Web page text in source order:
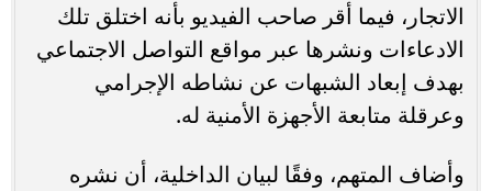
الاتجار، فيما أقر صاحب الفيديو بأنه اختلق تلك
الادعاءات ونشرها عبر مواقع التواصل الاجتماعي
بهدف إبعاد الشبهات عن نشاطه الإجرامي
وعرقلة متابعة الأجهزة الأمنية له.
وأضاف المتهم، وفقًا لبيان الداخلية، أن نشره